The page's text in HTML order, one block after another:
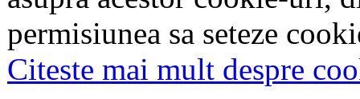
permisiunea sa seteze
Citeste mai mult despre